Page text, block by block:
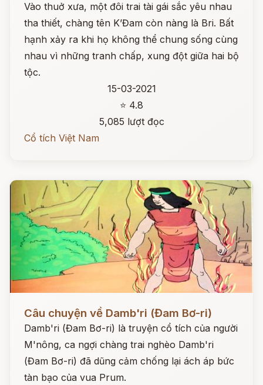
Vào thuở xưa, một đôi trai tài gái sắc yêu nhau
tha thiết, chàng tên K’Đam còn nàng là Bri. Bất
hạnh xảy ra khi họ không thể chung sống cùng
nhau vì những tranh chấp, xung đột giữa hai bộ
tộc.
15-03-2021
⭐ 4.8
5,085 lượt đọc
Cổ tích Việt Nam
Câu chuyện về Damb'ri (Đam Bơ-ri)
Damb'ri (Đam Bơ-ri) là truyện cổ tích của người
M'nông, ca ngợi chàng trai nghèo Damb'ri
(Đam Bơ-ri) đã dũng cảm chống lại ách áp bức
tàn bạo của vua Prum.